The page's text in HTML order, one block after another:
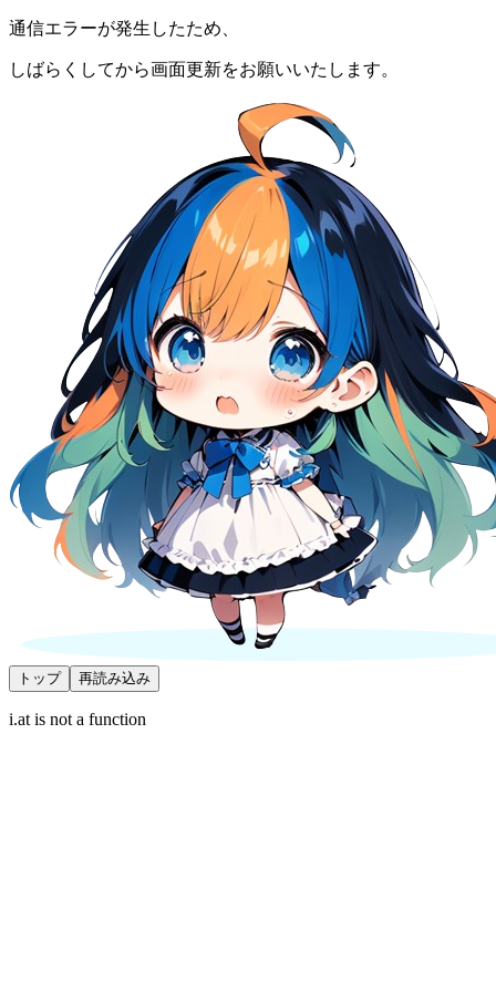
通信エラーが発生したため、
しばらくしてから画面更新をお願いいたします。
トップ 再読み込み
i.at is not a function